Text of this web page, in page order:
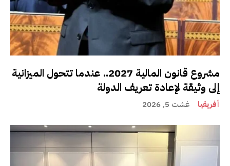
مشروع قانون المالية 2027.. عندما تتحول الميزانية
إلى وثيقة لإعادة تعريف الدولة
أفريقيا غشت 5, 2026